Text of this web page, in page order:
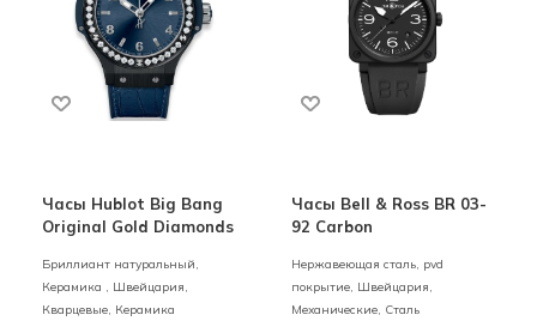
Часы Hublot Big Bang
Original Gold Diamonds
Бриллиант натуральный,
Керамика , Швейцария,
Кварцевые, Керамика
Часы Bell & Ross BR 03-
92 Carbon
Нержавеющая сталь, pvd
покрытие, Швейцария,
Механические, Сталь